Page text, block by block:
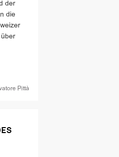
der
die
über
Pittà